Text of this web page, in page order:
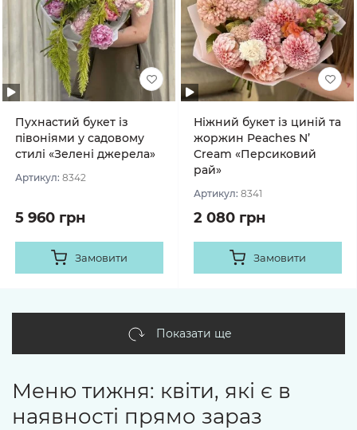
Пухнастий букет із
півоніями у садовому
стилі «Зелені джерела»
Артикул: 8342
5 960 грн
Замовити
Ніжний букет із циній та
жоржин Peaches N’
Cream «Персиковий
рай»
Артикул: 8341
2 080 грн
Замовити
Показати ще
Меню тижня: квіти, які є в
наявності прямо зараз